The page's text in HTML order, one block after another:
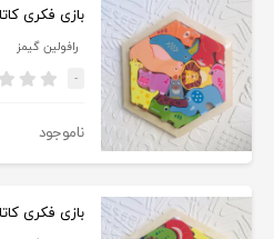
رافولین گیمز
-
ناموجود